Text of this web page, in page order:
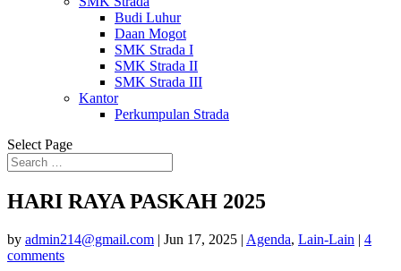
Budi Luhur
Daan Mogot
SMK Strada I
SMK Strada II
SMK Strada III
Kantor
Perkumpulan Strada
Select Page
HARI RAYA PASKAH 2025
by admin214@gmail.com | Jun 17, 2025 | Agenda, Lain-Lain | 4
comments